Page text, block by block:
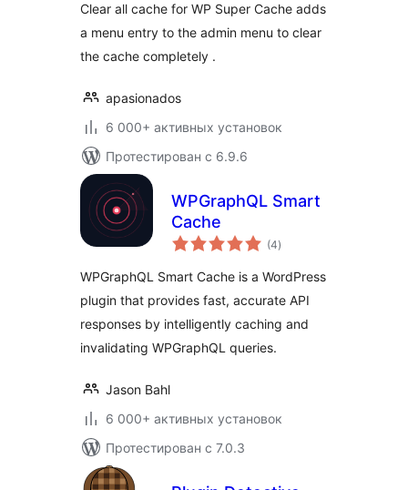
Clear all cache for WP Super Cache adds
a menu entry to the admin menu to clear
the cache completely .
apasionados
6 000+ активных установок
Протестирован с 6.9.6
WPGraphQL Smart
Cache
(4общий
рейтинг
)
WPGraphQL Smart Cache is a WordPress
plugin that provides fast, accurate API
responses by intelligently caching and
invalidating WPGraphQL queries.
Jason Bahl
6 000+ активных установок
Протестирован с 7.0.3